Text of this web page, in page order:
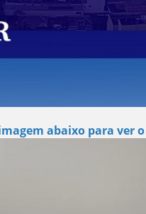
abaixo para ver